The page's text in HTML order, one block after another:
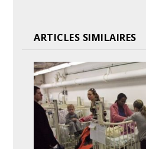
ARTICLES SIMILAIRES